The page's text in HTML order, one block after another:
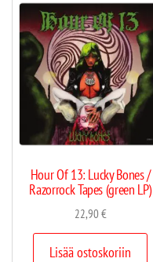
Hour Of 13: Lucky Bones /
Razorrock Tapes (green LP)
22,90€
Lisää ostoskoriin